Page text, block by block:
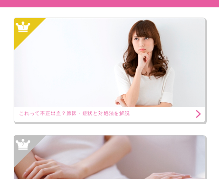
1
これって不正出血？原因・症状と対処法を解説
2